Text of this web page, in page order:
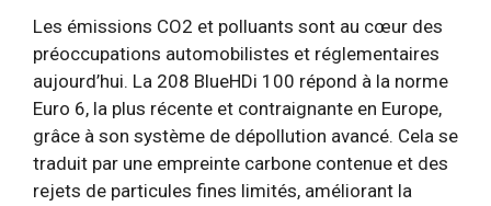
Les émissions CO2 et polluants sont au cœur des
préoccupations automobilistes et réglementaires
aujourd’hui. La 208 BlueHDi 100 répond à la norme
Euro 6, la plus récente et contraignante en Europe,
grâce à son système de dépollution avancé. Cela se
traduit par une empreinte carbone contenue et des
rejets de particules fines limités, améliorant la